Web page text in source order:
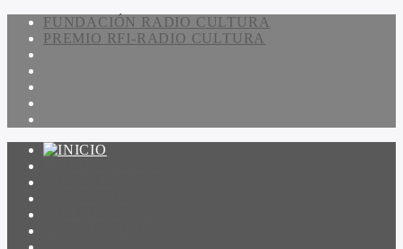
FUNDACIÓN RADIO CULTURA
PREMIO RFI-RADIO CULTURA